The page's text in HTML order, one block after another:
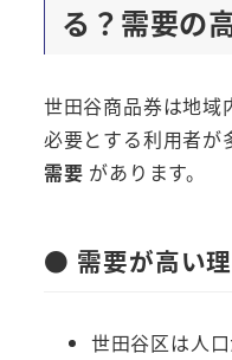
る？需要の
世田谷商品券は地域
必要とする利用者が
需要 があります。
● 需要が高い
世田谷区は人